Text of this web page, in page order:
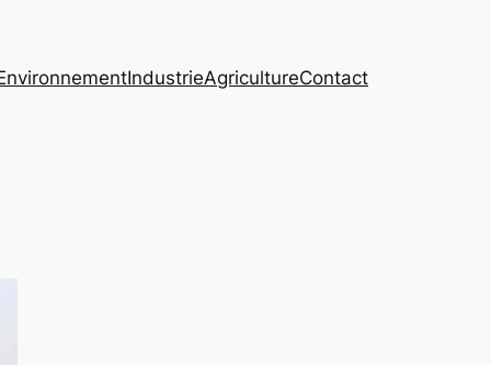
IndustrieAgricultureContact